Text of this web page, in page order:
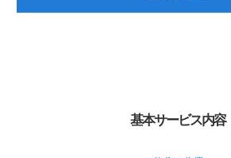
基本サービス内容